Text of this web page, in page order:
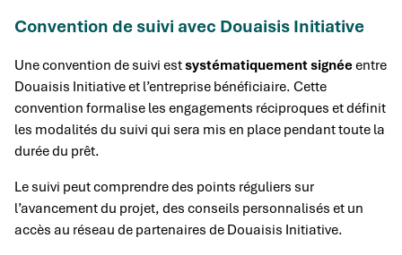
Convention de suivi avec Douaisis Initiative
Une convention de suivi estsystématiquement signéeentre
Douaisis Initiative et l’entreprise bénéficiaire. Cette
convention formalise les engagements réciproques et définit
les modalités du suivi qui sera mis en place pendant toute la
durée du prêt.
Le suivi peut comprendre des points réguliers sur
l’avancement du projet, des conseils personnalisés et un
accès au réseau de partenaires de Douaisis Initiative.